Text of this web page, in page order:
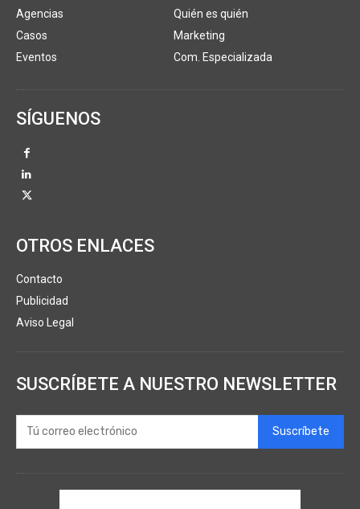
Agencias
Casos
Eventos
Quién es quién
Marketing
Com. Especializada
SÍGUENOS
OTROS ENLACES
Contacto
Publicidad
Aviso Legal
SUSCRÍBETE A NUESTRO NEWSLETTER
Suscríbete